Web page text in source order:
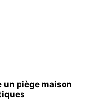
un piège maison